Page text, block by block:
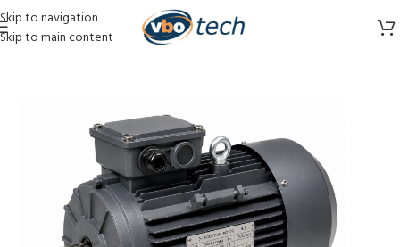
Skip to navigation
Skip to main content